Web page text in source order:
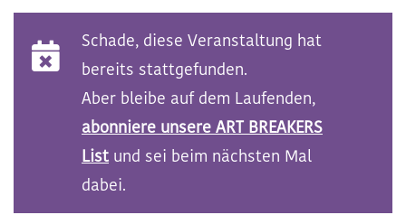
Schade, diese Veranstaltung hat
bereits stattgefunden.
Aber bleibe auf dem Laufenden,
abonniere unsere ART BREAKERS
List und sei beim nächsten Mal
dabei.